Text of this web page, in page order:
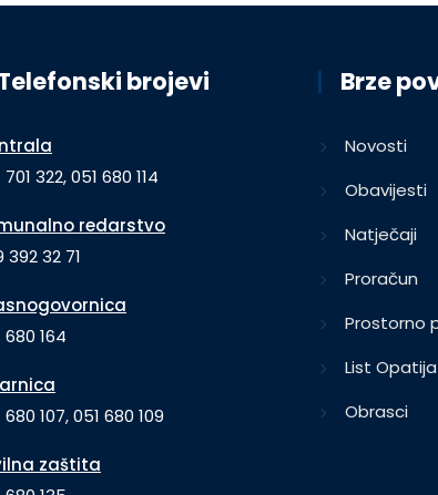
brojevi
701 322, 051 680 114
redarstvo
392 32 71
680 164
680 107, 051 680 109
zaštita
Brze
Novosti
Obavijesti
Natječaji
Proračun
Prostorno
List Opatija
Obrasci